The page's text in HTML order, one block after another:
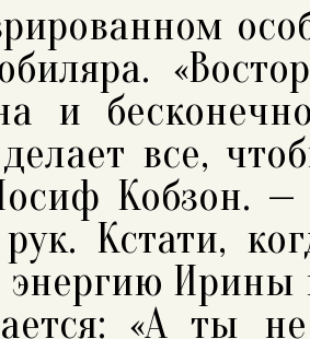
и
делает все,
Кобзон.
Кстати,
Ирины
«А ты